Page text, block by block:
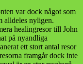
var dock något som
alldeles nyligen.
healingresor till John
på nyandliga
ett stort antal resor
framgår dock inte